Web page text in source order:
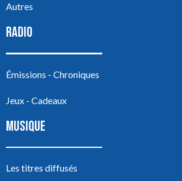
Autres
RADIO
Émissions - Chroniques
Jeux - Cadeaux
MUSIQUE
Les titres diffusés